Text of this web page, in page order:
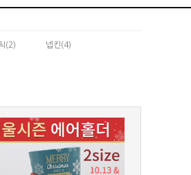
(2) 넵킨(4)